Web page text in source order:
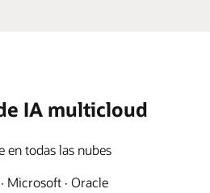
IA multicloud
en todas las nubes
Microsoft · Oracle